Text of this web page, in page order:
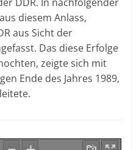
diesem Anlass,
aus Sicht der
Das diese Erfolge
zeigte sich mit
Ende des Jahres 1989,